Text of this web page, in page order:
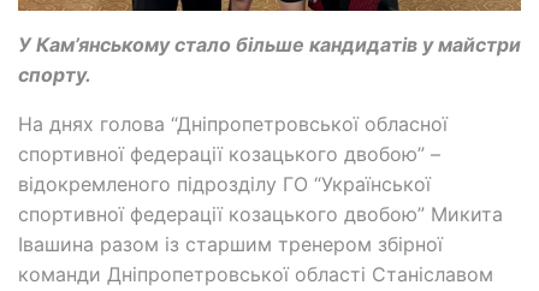
У Кам’янському стало більше кандидатів у майстри
спорту.
На днях голова “Дніпропетровської обласної
спортивної федерації козацького двобою” –
відокремленого підрозділу ГО “Української
спортивної федерації козацького двобою” Микита
Івашина разом із старшим тренером збірної
команди Дніпропетровської області Станіславом